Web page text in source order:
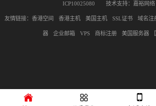
ICP10025080 技术支持： 嘉裕网络
友情链接： 香港空间 香港主机 美国主机 SSL证书 域名注
器 企业邮箱 VPS 商标注册 美国服务器